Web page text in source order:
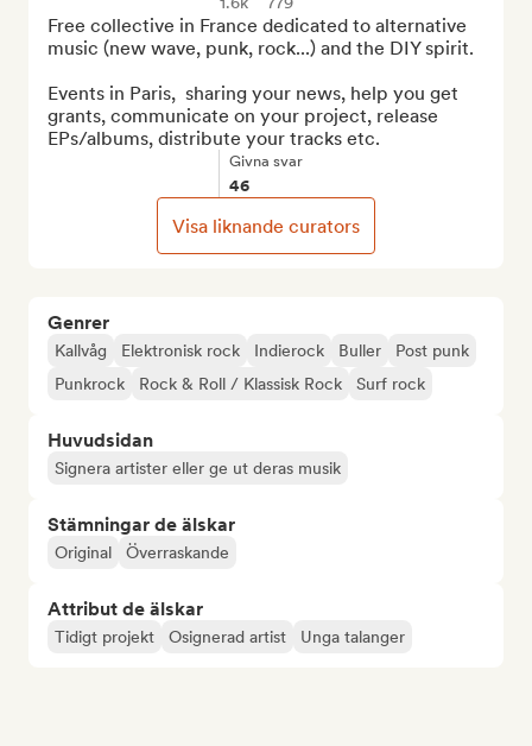
Genrer
Kallvåg Elektronisk rock Indierock Buller
Post punk
Punkrock
Rock & Roll / Klassisk Rock Surf rock
Huvudsidan
Signera artister eller ge ut deras musik
Stämningar de älskar
Original Överraskande
Attribut de älskar
Tidigt projekt Osignerad artist Unga talanger
Free collective in France dedicated to alternative
music (new wave, punk, rock...) and the DIY spirit.
Events in Paris,  sharing your news, help you get
grants, communicate on your project, release
EPs/albums, distribute your tracks etc.
Givna svar
46
Visa liknande curators